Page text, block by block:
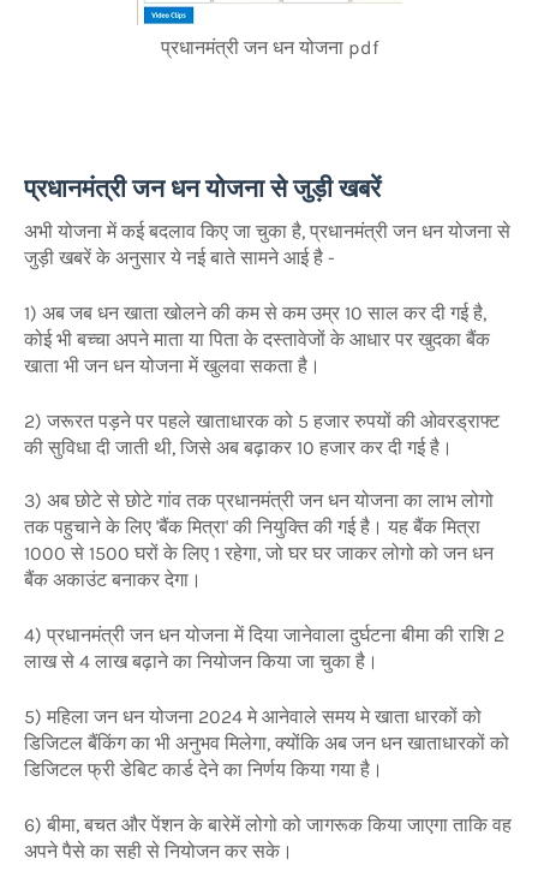
प्रधानमंत्री जन धन योजना pdf
प्रधानमंत्री जन धन योजना से जुड़ी खबरें
अभी योजना में कई बदलाव किए जा चुका है, प्रधानमंत्री जन धन योजना से
जुड़ी खबरें के अनुसार ये नई बाते सामने आई है -
1) अब जब धन खाता खोलने की कम से कम उम्र 10 साल कर दी गई है,
कोई भी बच्चा अपने माता या पिता के दस्तावेजों के आधार पर खुदका बैंक
खाता भी जन धन योजना में खुलवा सकता है।
2) जरूरत पड़ने पर पहले खाताधारक को 5 हजार रुपयों की ओवरड्राफ्ट
की सुविधा दी जाती थी, जिसे अब बढ़ाकर 10 हजार कर दी गई है।
3) अब छोटे से छोटे गांव तक प्रधानमंत्री जन धन योजना का लाभ लोगो
तक पहुचाने के लिए 'बैंक मित्रा' की नियुक्ति की गई है। यह बैंक मित्रा
1000 से 1500 घरों के लिए 1 रहेगा, जो घर घर जाकर लोगो को जन धन
बैंक अकाउंट बनाकर देगा।
4) प्रधानमंत्री जन धन योजना में दिया जानेवाला दुर्घटना बीमा की राशि 2
लाख से 4 लाख बढ़ाने का नियोजन किया जा चुका है।
5) महिला जन धन योजना 2024 मे आनेवाले समय मे खाता धारकों को
डिजिटल बैंकिंग का भी अनुभव मिलेगा, क्योंकि अब जन धन खाताधारकों को
डिजिटल फ्री डेबिट कार्ड देने का निर्णय किया गया है।
6) बीमा, बचत और पेंशन के बारेमें लोगो को जागरूक किया जाएगा ताकि वह
अपने पैसे का सही से नियोजन कर सके।